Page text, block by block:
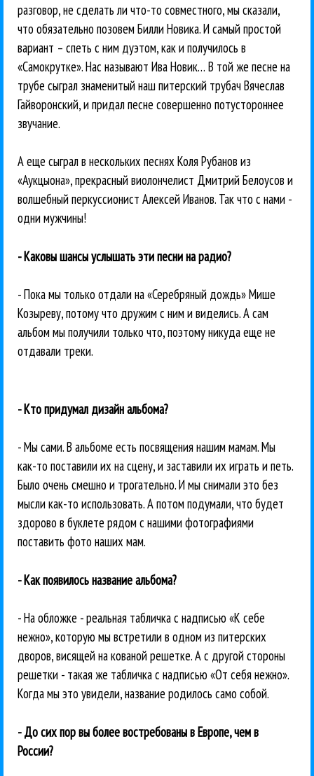
разговор, не сделать ли что-то совместного, мы сказали,
что обязательно позовем Билли Новика. И самый простой
вариант – спеть с ним дуэтом, как и получилось в
«Самокрутке». Нас называют Ива Новик… В той же песне на
трубе сыграл знаменитый наш питерский трубач Вячеслав
Гайворонский, и придал песне совершенно потустороннее
звучание.
А еще сыграл в нескольких песнях Коля Рубанов из
«Аукцыона», прекрасный виолончелист Дмитрий Белоусов и
волшебный перкуссионист Алексей Иванов. Так что с нами -
одни мужчины!
- Каковы шансы услышать эти песни на радио?
- Пока мы только отдали на «Серебряный дождь» Мише
Козыреву, потому что дружим с ним и виделись. А сам
альбом мы получили только что, поэтому никуда еще не
отдавали треки.
- Кто придумал дизайн альбома?
- Мы сами. В альбоме есть посвящения нашим мамам. Мы
как-то поставили их на сцену, и заставили их играть и петь.
Было очень смешно и трогательно. И мы снимали это без
мысли как-то использовать. А потом подумали, что будет
здорово в буклете рядом с нашими фотографиями
поставить фото наших мам.
- Как появилось название альбома?
- На обложке - реальная табличка с надписью «К себе
нежно», которую мы встретили в одном из питерских
дворов, висящей на кованой решетке. А с другой стороны
решетки - такая же табличка с надписью «От себя нежно».
Когда мы это увидели, название родилось само собой.
- До сих пор вы более востребованы в Европе, чем в
России?